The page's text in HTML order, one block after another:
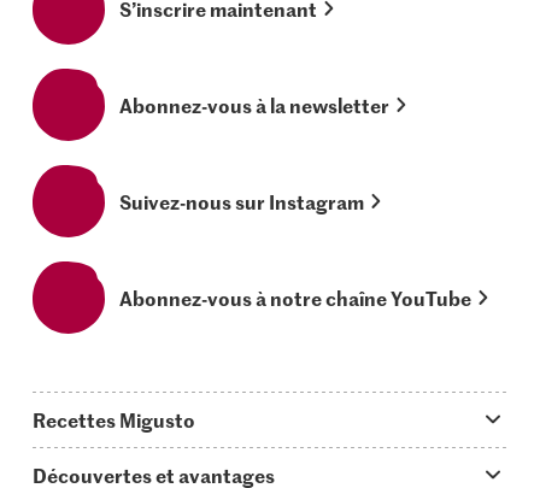
S’inscrire maintenant
Abonnez-vous à la newsletter
Suivez-nous sur Instagram
Abonnez-vous à notre chaîne YouTube
Recettes Migusto
Découvertes et avantages